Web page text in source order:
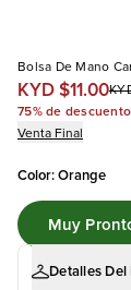
Bolsa De Mano
KYD $11.00
75% de
Venta Final
Color:Orange
Detalles